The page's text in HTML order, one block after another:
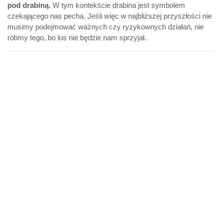
pod drabiną. W tym kontekście drabina jest symbolem
czekającego nas pecha. Jeśli więc w najbliższej przyszłości nie
musimy podejmować ważnych czy ryzykownych działań, nie
róbmy tego, bo los nie będzie nam sprzyjał.